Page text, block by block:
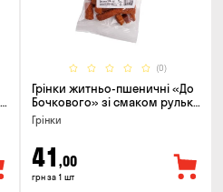
(0)
Грінки житньо-пшеничні «До
Бочкового» зі смаком рулька
з печі, 100г
Грінки
41 ,00
грн за 1 шт